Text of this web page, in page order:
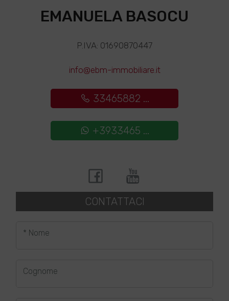
EMANUELA BASOCU
P.IVA: 01690870447
info@ebm-immobiliare.it
33465882 ...
+3933465 ...
CONTATTACI
* Nome
Cognome